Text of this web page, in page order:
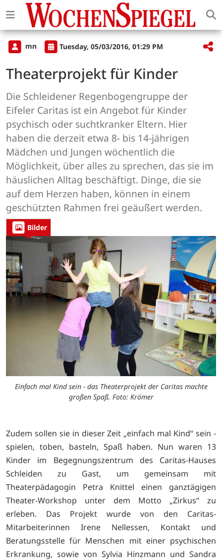
mn Tuesday, 05/03/2016, 01:29 PM
Theaterprojekt für Kinder
Die Schleidener Regenbogengruppe der
Eifeler Caritas ist ein Angebot für Kinder
psychisch oder suchtkranker Eltern. Hier
haben die derzeit etwa 8- bis 14-jährigen
Mädchen und Jungen wöchentlich die
Möglichkeit, über alles zu sprechen, das sie im
häuslichen Alltag beschäftigt. Dinge, die sie
auf dem Herzen haben, können in einem
geschützten Rahmen frei geäußert werden.
Bilder
Einfach mal Kind sein - das Theaterprojekt der Caritas machte
großen Spaß. Foto: Krömer
Zudem sollen sie in dieser Zeit „einfach mal Kind“ sein -
spielen, toben, basteln, Spaß haben. Nun waren 13
Kinder im Begegnungszentrum des Caritas-Hauses
Schleiden zu Gast, um gemeinsam mit
Theaterpädagogin Petra Knittel einen ganztägigen
Theater-Workshop unter dem Motto „Zirkus“ zu
erleben. Das Projekt wurde von den Caritas-
Mitarbeiterinnen Irene Nellessen, Kontakt und
Beratungsstelle für Menschen mit einer psychischen
Erkrankung, sowie von Sylvia Hinzmann und Sandra